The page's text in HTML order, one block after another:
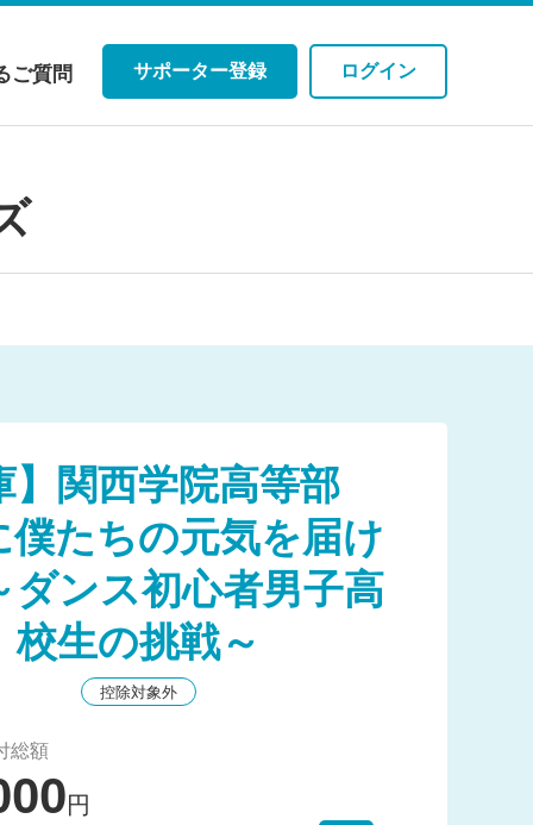
ご質問 サポーター登録 ログイン
】関西学院高等部
僕たちの元気を届け
ダンス初心者男子高
校生の挑戦～
控除対象外
総額
円